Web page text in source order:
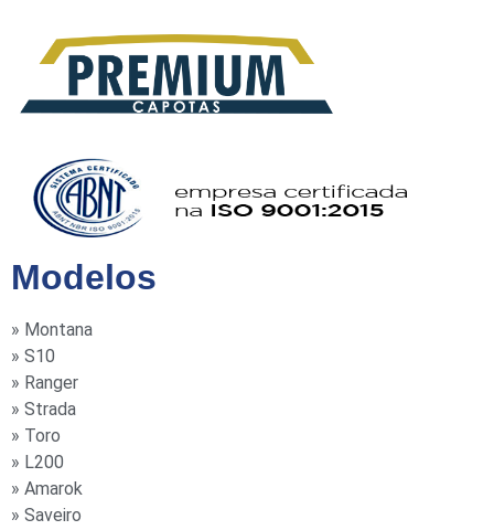
Modelos
» Montana
» S10
» Ranger
» Strada
» Toro
» L200
» Amarok
» Saveiro